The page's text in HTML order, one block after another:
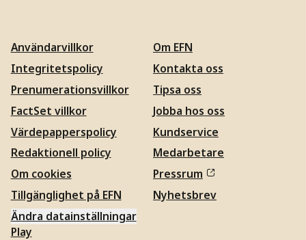
Användarvillkor
Integritetspolicy
Prenumerationsvillkor
FactSet villkor
Värdepapperspolicy
Redaktionell policy
Om cookies
Tillgänglighet på EFN
Ändra datainställningar
Om EFN
Kontakta oss
Tipsa oss
Jobba hos oss
Kundservice
Medarbetare
Pressrum
Nyhetsbrev
Play